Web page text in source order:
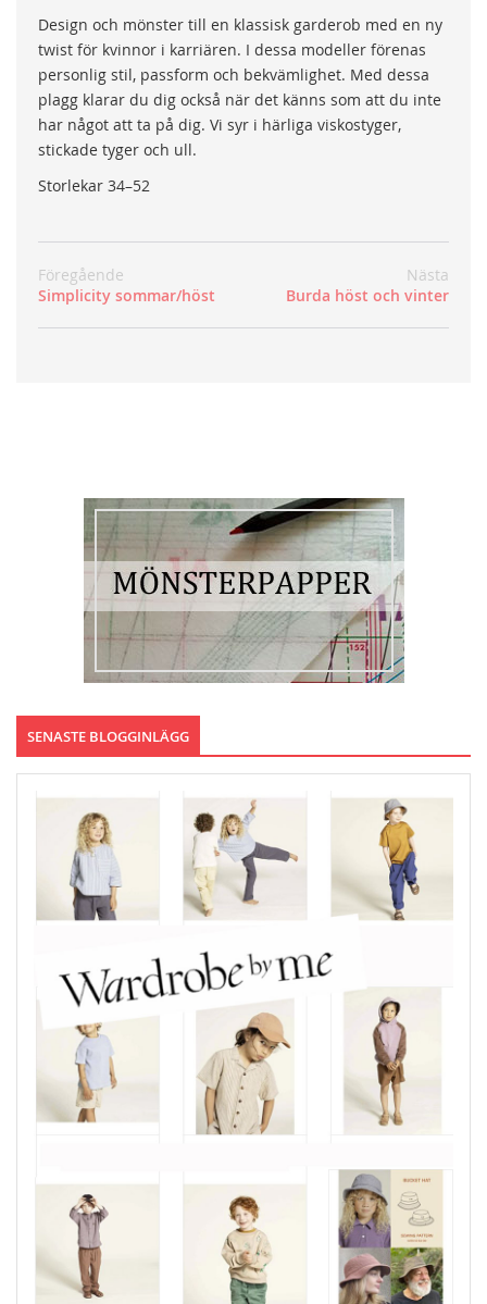
Design och mönster till en klassisk garderob med en ny
twist för kvinnor i karriären. I dessa modeller förenas
personlig stil, passform och bekvämlighet. Med dessa
plagg klarar du dig också när det känns som att du inte
har något att ta på dig. Vi syr i härliga viskostyger,
stickade tyger och ull.
Storlekar 34–52
Föregående
Simplicity sommar/höst
Nästa
Burda höst och vinter
SENASTE BLOGGINLÄGG